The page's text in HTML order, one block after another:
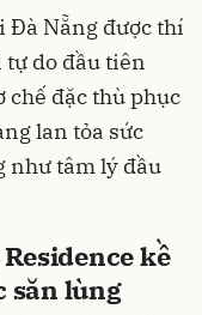
Đà Nẵng được thí
do đầu tiên
chế đặc thù phục
lan tỏa sức
như tâm lý đầu
kề
săn lùng